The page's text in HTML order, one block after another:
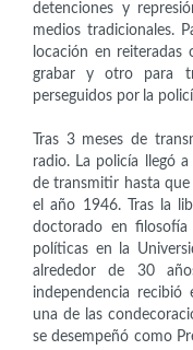
detenciones y
medios tradicionales.
locación en reiteradas
grabar y otro para
perseguidos por la
Tras 3 meses de
radio. La policía llegó
de transmitir hasta
el año 1946. Tras la
doctorado en
políticas en la
alrededor de 30
independencia
una de las
se desempeñó como